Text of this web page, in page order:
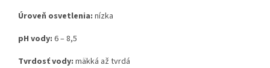
Úroveň osvetlenia: nízka
pH vody: 6–8,5
Tvrdosť vody: mäkká až tvrdá